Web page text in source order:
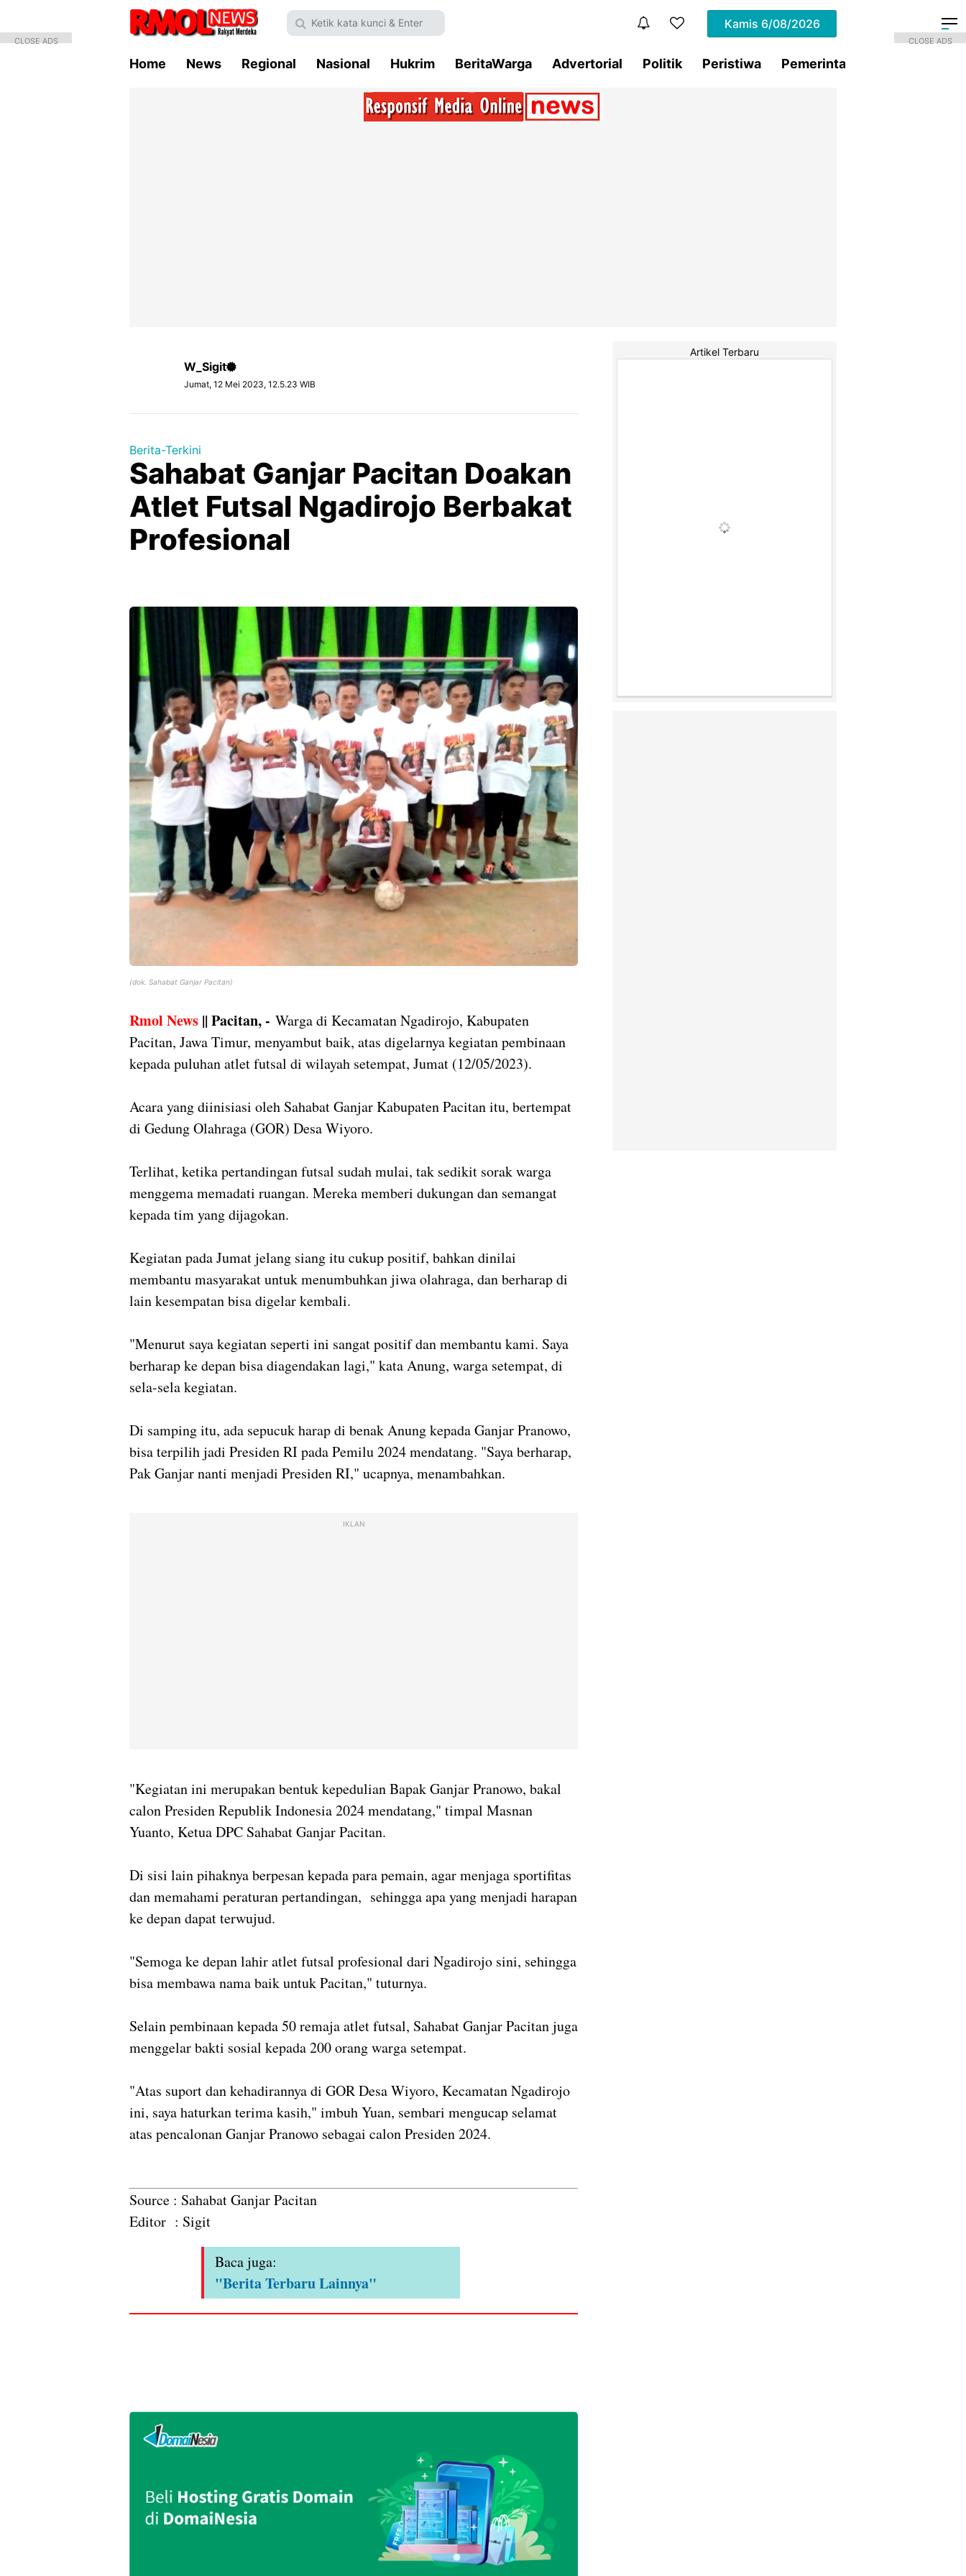
Kamis 6/08/2026
Home News Regional Nasional Hukrim BeritaWarga Advertorial Politik Peristiwa Pemerintahan
W_Sigit
Jumat, 12 Mei 2023, 12.5.23 WIB
Berita-Terkini
Sahabat Ganjar Pacitan Doakan
Atlet Futsal Ngadirojo Berbakat
Profesional
(dok. Sahabat Ganjar Pacitan)
Rmol News || Pacitan, - Warga di Kecamatan Ngadirojo, Kabupaten
Pacitan, Jawa Timur, menyambut baik, atas digelarnya kegiatan pembinaan
kepada puluhan atlet futsal di wilayah setempat, Jumat (12/05/2023).
Acara yang diinisiasi oleh Sahabat Ganjar Kabupaten Pacitan itu, bertempat
di Gedung Olahraga (GOR) Desa Wiyoro.
Terlihat, ketika pertandingan futsal sudah mulai, tak sedikit sorak warga
menggema memadati ruangan. Mereka memberi dukungan dan semangat
kepada tim yang dijagokan.
Kegiatan pada Jumat jelang siang itu cukup positif, bahkan dinilai
membantu masyarakat untuk menumbuhkan jiwa olahraga, dan berharap di
lain kesempatan bisa digelar kembali.
"Menurut saya kegiatan seperti ini sangat positif dan membantu kami. Saya
berharap ke depan bisa diagendakan lagi," kata Anung, warga setempat, di
sela-sela kegiatan.
Di samping itu, ada sepucuk harap di benak Anung kepada Ganjar Pranowo,
bisa terpilih jadi Presiden RI pada Pemilu 2024 mendatang. "Saya berharap,
Pak Ganjar nanti menjadi Presiden RI," ucapnya, menambahkan.
IKLAN
"Kegiatan ini merupakan bentuk kepedulian Bapak Ganjar Pranowo, bakal
calon Presiden Republik Indonesia 2024 mendatang," timpal Masnan
Yuanto, Ketua DPC Sahabat Ganjar Pacitan.
Di sisi lain pihaknya berpesan kepada para pemain, agar menjaga sportifitas
dan memahami peraturan pertandingan, sehingga apa yang menjadi harapan
ke depan dapat terwujud.
"Semoga ke depan lahir atlet futsal profesional dari Ngadirojo sini, sehingga
bisa membawa nama baik untuk Pacitan," tuturnya.
Selain pembinaan kepada 50 remaja atlet futsal, Sahabat Ganjar Pacitan juga
menggelar bakti sosial kepada 200 orang warga setempat.
"Atas suport dan kehadirannya di GOR Desa Wiyoro, Kecamatan Ngadirojo
ini, saya haturkan terima kasih," imbuh Yuan, sembari mengucap selamat
atas pencalonan Ganjar Pranowo sebagai calon Presiden 2024.
Source : Sahabat Ganjar Pacitan
Editor : Sigit
Baca juga:
"Berita Terbaru Lainnya"
Artikel Terbaru
CLOSE ADS CLOSE ADS